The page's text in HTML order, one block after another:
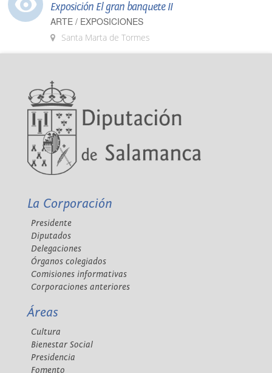
Exposición El gran banquete II
ARTE / EXPOSICIONES
Santa Marta de Tormes
La Corporación
Presidente
Diputados
Delegaciones
Órganos colegiados
Comisiones informativas
Corporaciones anteriores
Áreas
Cultura
Bienestar Social
Presidencia
Fomento